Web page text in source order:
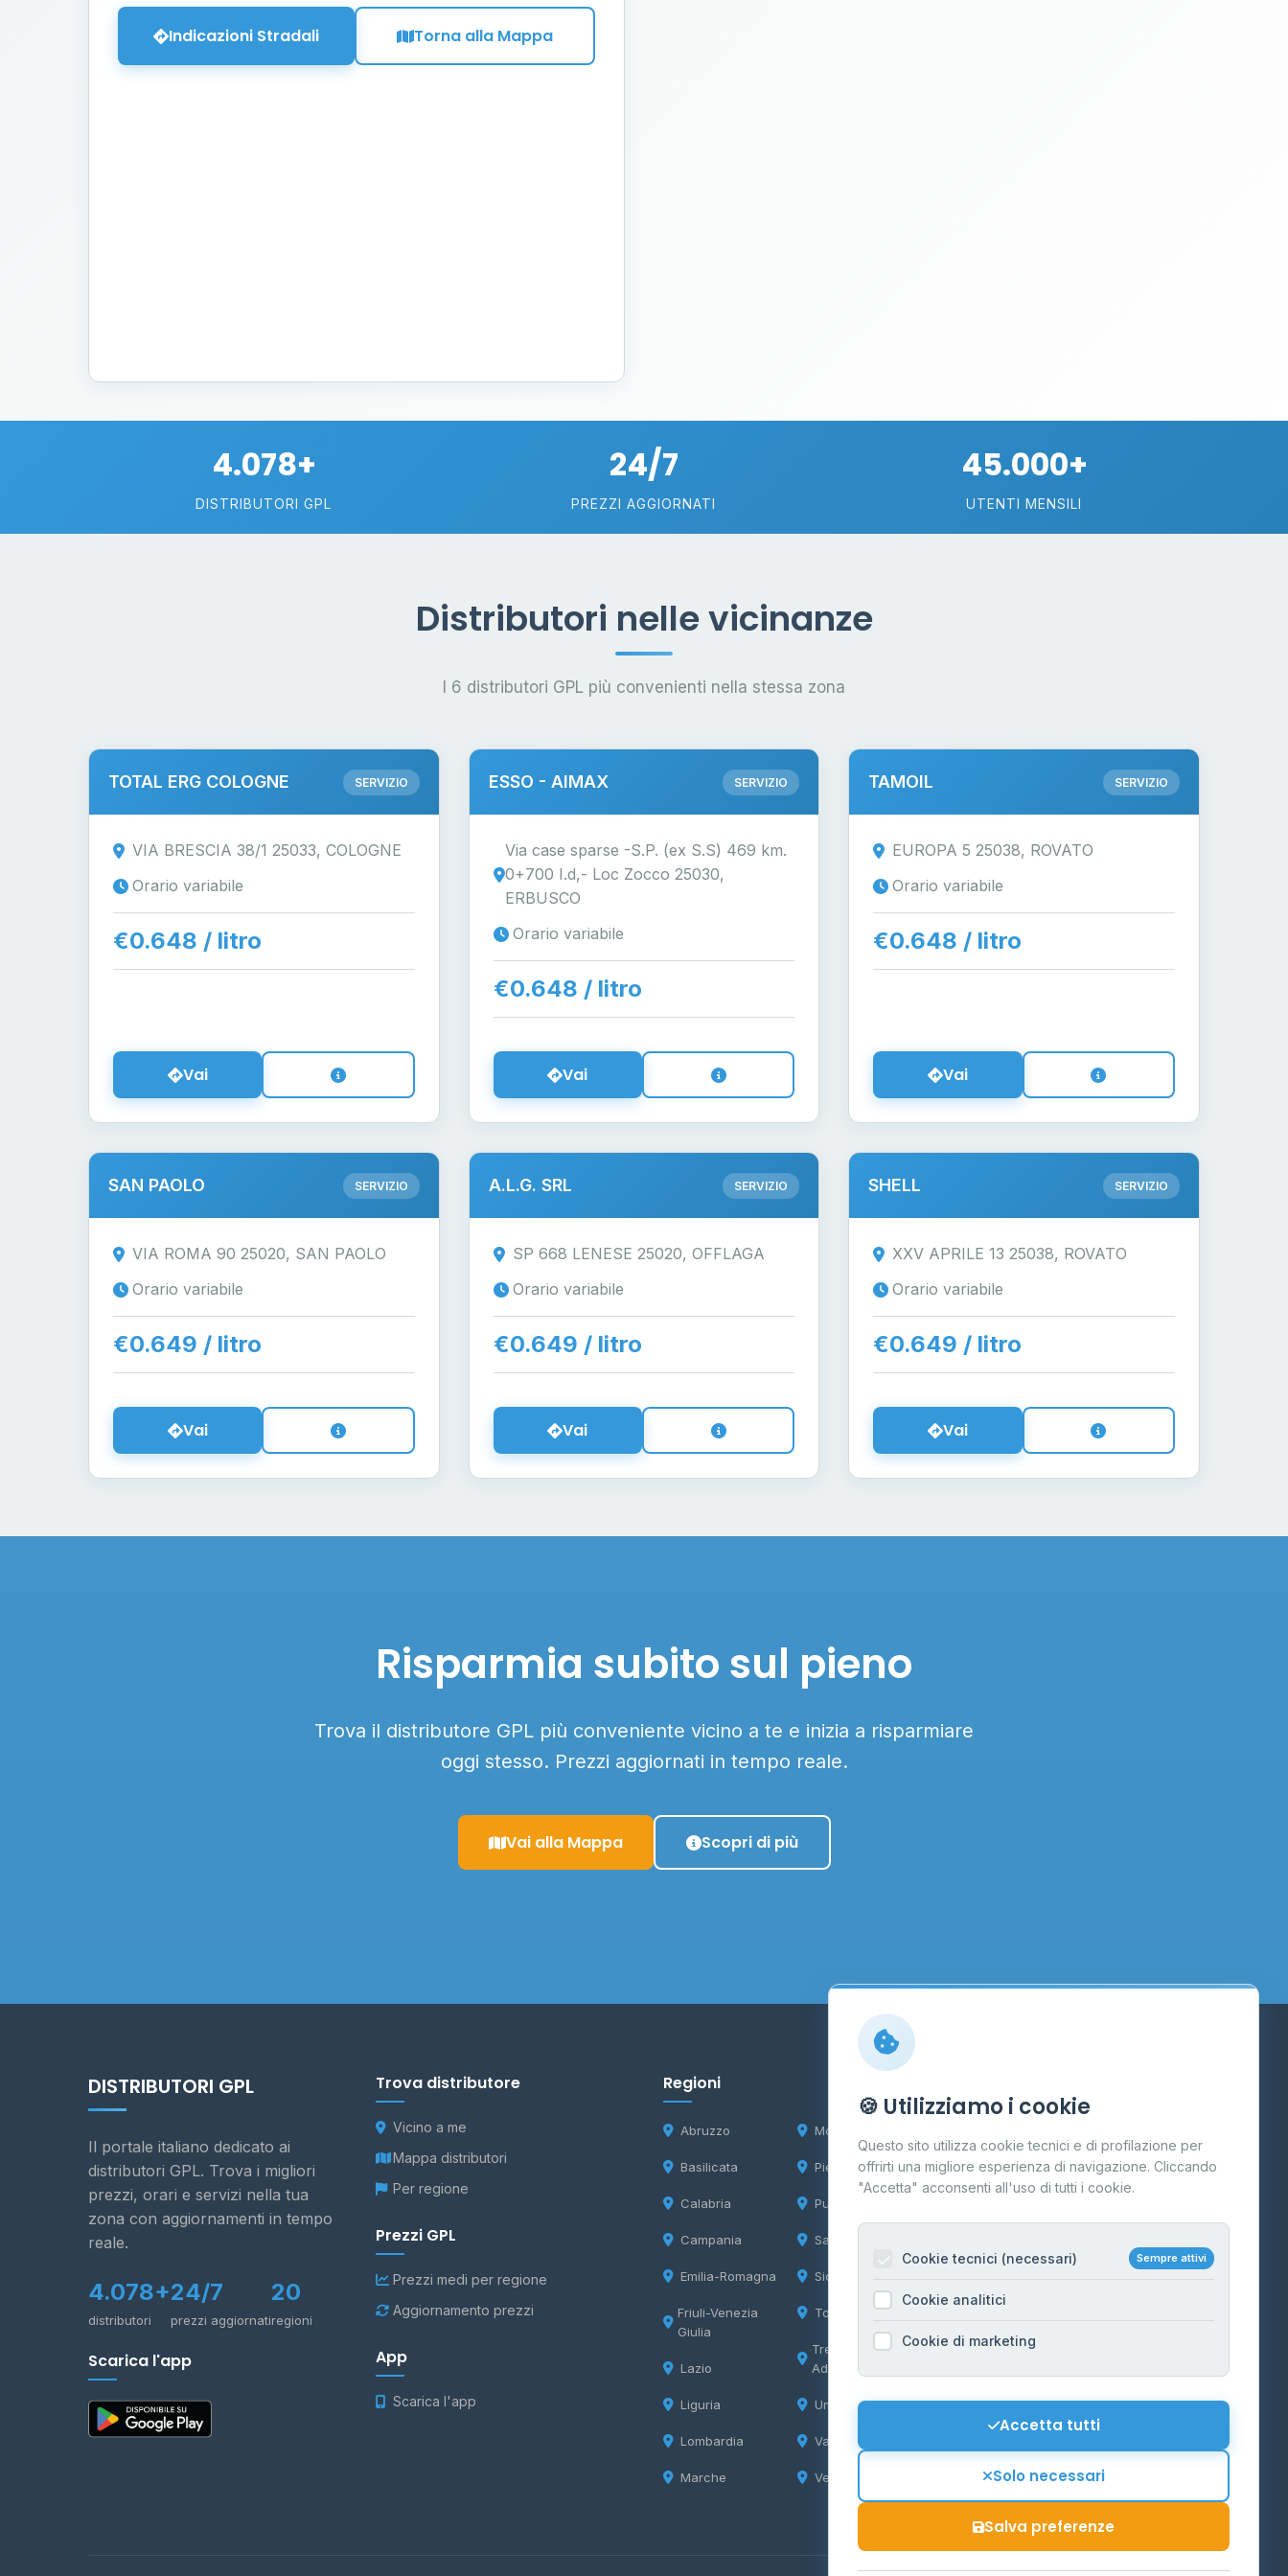
Indicazioni Stradali Torna alla Mappa
4.078+
DISTRIBUTORI GPL
24/7
PREZZI AGGIORNATI
45.000+
UTENTI MENSILI
Distributori nelle vicinanze
I 6 distributori GPL più convenienti nella stessa zona
TOTAL ERG COLOGNE SERVIZIO
VIA BRESCIA 38/1 25033, COLOGNE
Orario variabile
€0.648 / litro
Vai
ESSO - AIMAX SERVIZIO
Via case sparse -S.P. (ex S.S) 469 km.
0+700 I.d,- Loc Zocco 25030,
ERBUSCO
Orario variabile
€0.648 / litro
Vai
TAMOIL SERVIZIO
EUROPA 5 25038, ROVATO
Orario variabile
€0.648 / litro
Vai
SAN PAOLO SERVIZIO
VIA ROMA 90 25020, SAN PAOLO
Orario variabile
€0.649 / litro
Vai
A.L.G. SRL SERVIZIO
SP 668 LENESE 25020, OFFLAGA
Orario variabile
€0.649 / litro
Vai
SHELL SERVIZIO
XXV APRILE 13 25038, ROVATO
Orario variabile
€0.649 / litro
Vai
Risparmia subito sul pieno
Trova il distributore GPL più conveniente vicino a te e inizia a risparmiare
oggi stesso. Prezzi aggiornati in tempo reale.
Vai alla Mappa Scopri di più
DISTRIBUTORI GPL
Il portale italiano dedicato ai
distributori GPL. Trova i migliori
prezzi, orari e servizi nella tua
zona con aggiornamenti in tempo
reale.
4.078+
distributori
24/7
prezzi aggiornati
20
regioni
Scarica l'app
Trova distributore
Vicino a me
Mappa distributori
Per regione
Prezzi GPL
Prezzi medi per regione
Aggiornamento prezzi
App
Scarica l'app
Regioni
Abruzzo
Basilicata
Calabria
Campania
Emilia-Romagna
Friuli-Venezia
Giulia
Lazio
Liguria
Lombardia
Marche
Molise
Piemonte
Puglia
Sardegna
Sicilia
Toscana
Trentino-Alto
Adige
Umbria
Valle d'Aosta
Veneto
Contatti
Per gestori
Informazioni legali
Privacy Policy
Cookie Policy
Mappa del sito
Contattaci
🍪 Utilizziamo i cookie
Questo sito utilizza cookie tecnici e di profilazione per
offrirti una migliore esperienza di navigazione. Cliccando
"Accetta" acconsenti all'uso di tutti i cookie.
Cookie tecnici (necessari) Sempre attivi
Cookie analitici
Cookie di marketing
Accetta tutti
Solo necessari
Salva preferenze